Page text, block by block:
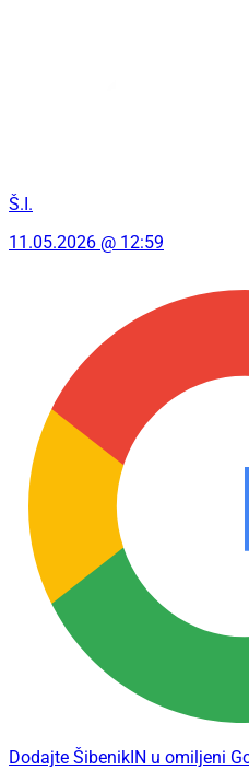
Š.I.
11.05.2026 @ 12:59
Dodajte ŠibenikIN u omiljeni